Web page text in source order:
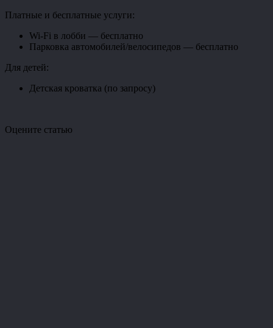
Платные и бесплатные услуги:
Wi-Fi в лобби — бесплатно
Парковка автомобилей/велосипедов — бесплатно
Для детей:
Детская кроватка (по запросу)
Оцените статью